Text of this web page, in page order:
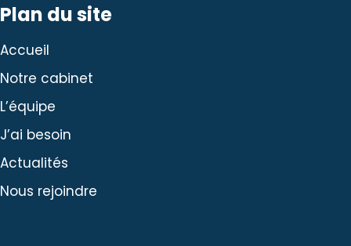
Plan du site
Accueil
Notre cabinet
L’équipe
J’ai besoin
Actualités
Nous rejoindre